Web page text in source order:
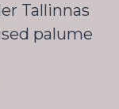
Tallinnas
palume